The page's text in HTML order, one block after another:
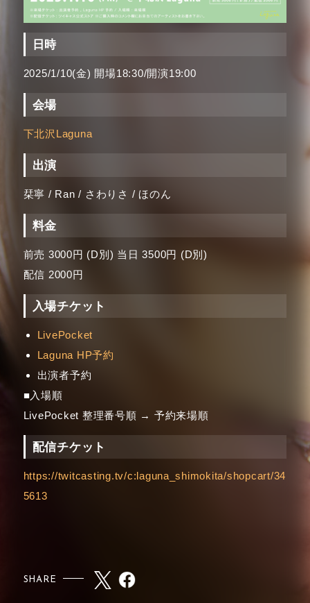
日時
2025/1/10(金) 開場18:30/開演19:00
会場
下北沢Laguna
出演
栞寧 / Ran / さわりさ / ほのん
料金
前売 3000円 (D別) 当日 3500円 (D別)
配信 2000円
入場チケット
LivePocket
Laguna HP予約
出演者予約
■入場順
LivePocket 整理番号順 → 予約来場順
配信チケット
https://twitcasting.tv/c:laguna_shimokita/shopcart/34
5613
SHARE